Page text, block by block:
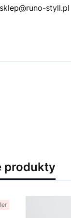
sklep@runo-styll.pl
produkty